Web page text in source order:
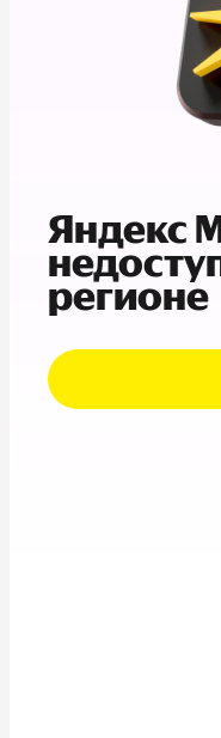
Яндекс
регионе